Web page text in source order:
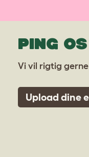
PING
Vi vil rigtig
Upload dine